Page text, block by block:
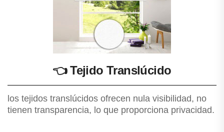
👈Tejido Translúcido
los tejidos translúcidos ofrecen nula visibilidad, no
tienen transparencia, lo que proporciona privacidad.